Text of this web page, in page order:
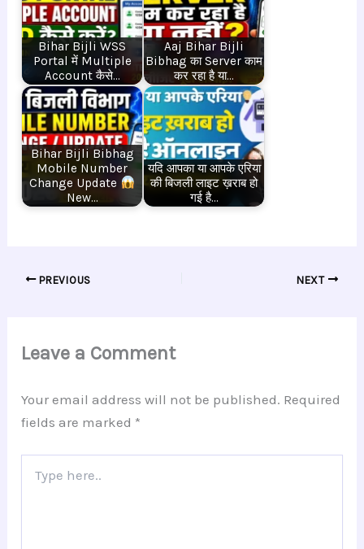
Bihar Bijli WSS
Portal में Multiple
Account कैसे…
Aaj Bihar Bijli
Bibhag का Server काम
कर रहा है या…
Bihar Bijli Bibhag
Mobile Number
Change Update
New…
यदि आपका या आपके एरिया
की बिजली लाइट ख़राब हो
गई है…
PREVIOUS NEXT
Leave a Comment
Your email address will not be published. Required
fields are marked *
here..